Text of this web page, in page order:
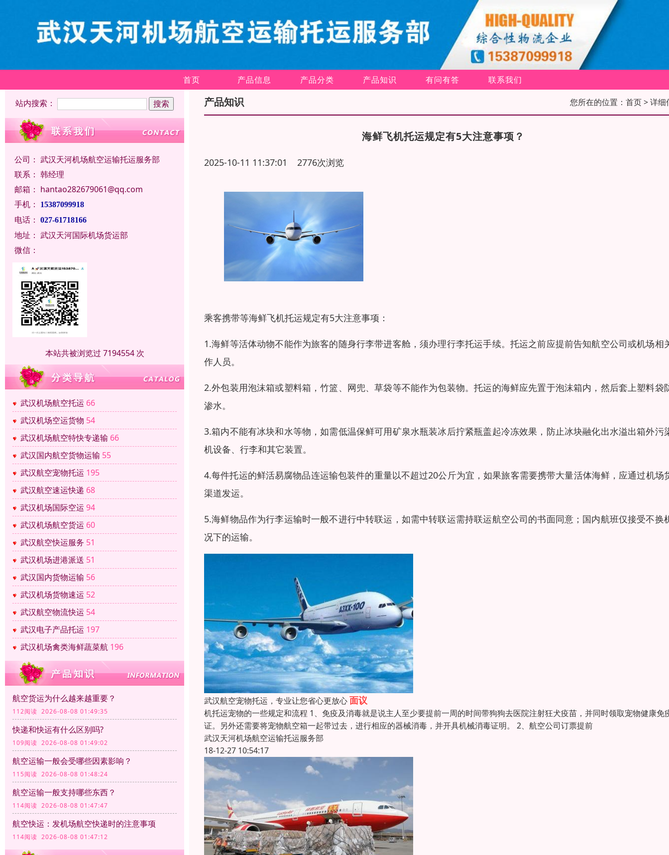
首页 产品信息 产品分类 产品知识 有问有答 联系我们
站内搜索：
公司： 武汉天河机场航空运输托运服务部
联系： 韩经理
邮箱： hantao282679061@qq.com
手机：
15387099918
电话： 027-61718166
地址： 武汉天河国际机场货运部
微信：
本站共被浏览过 7194554 次
武汉机场航空托运 66
武汉机场空运货物 54
武汉机场航空特快专递输 66
武汉国内航空货物运输 55
武汉航空宠物托运 195
武汉航空速运快递 68
武汉机场国际空运 94
武汉机场航空货运 60
武汉航空快运服务 51
武汉机场进港派送 51
武汉国内货物运输 56
武汉机场货物速运 52
武汉航空物流快运 54
武汉电子产品托运 197
武汉机场禽类海鲜蔬菜航 196
航空货运为什么越来越重要？
112阅读 2026-08-08 01:49:35
快递和快运有什么区别吗?
109阅读 2026-08-08 01:49:02
航空运输一般会受哪些因素影响？
115阅读 2026-08-08 01:48:24
航空运输一般支持哪些东西？
114阅读 2026-08-08 01:47:47
航空快运：发机场航空快递时的注意事项
114阅读 2026-08-08 01:47:12
产品知识 您所在的位置： 首页> 详细
海鲜飞机托运规定有5大注意事项？
2025-10-11 11:37:01 2776次浏览
乘客携带等海鲜飞机托运规定有5大注意事项：
1.海鲜等活体动物不能作为旅客的随身行李带进客舱，须办理行李托运手续。托运之前应提前告知航空公司或机场相
作人员。
2.外包装用泡沫箱或塑料箱，竹篮、网兜、草袋等不能作为包装物。托运的海鲜应先置于泡沫箱内，然后套上塑料袋
渗水。
3.箱内不能有冰块和水等物，如需低温保鲜可用矿泉水瓶装冰后拧紧瓶盖起冷冻效果，防止冰块融化出水溢出箱外污
机设备、行李和其它装置。
4.每件托运的鲜活易腐物品连运输包装件的重量以不超过20公斤为宜，如果旅客需要携带大量活体海鲜，应通过机场
渠道发运。
5.海鲜物品作为行李运输时一般不进行中转联运，如需中转联运需持联运航空公司的书面同意；国内航班仅接受不换
况下的运输。
武汉航空宠物托运，专业让您省心更放心面议
机托运宠物的一些规定和流程 1、免疫及消毒就是说主人至少要提前一周的时间带狗狗去医院注射狂犬疫苗，并同时领取宠物健康免
证。另外还需要将宠物航空箱一起带过去，进行相应的器械消毒，并开具机械消毒证明。 2、航空公司订票提前
武汉天河机场航空运输托运服务部
18-12-27 10:54:17